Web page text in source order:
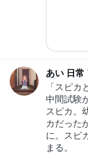
あい 日常
「スピカ
中間試験
スピカ。
カだった
に。スピ
まる。